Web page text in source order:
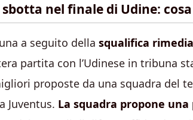
nel finale di Udine:
a seguito della squalifica
partita con l’Udinese in tribuna
proposte da una squadra del
Juventus. La squadra propone